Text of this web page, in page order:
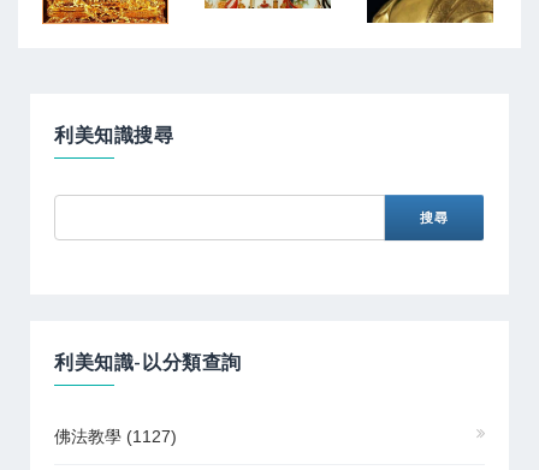
利美知識搜尋
利美知識-以分類查詢
佛法教學 (1127)